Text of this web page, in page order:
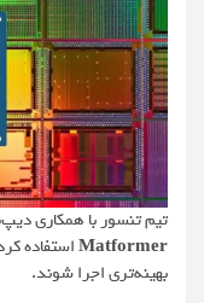
تیم تنسور با همکاری
Matformerاستفاده
بهینه‌تری اجرا شوند.